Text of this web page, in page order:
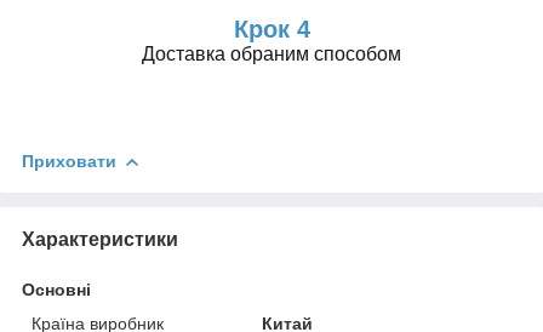
Крок 4
Доставка обраним способом
Приховати
Характеристики
Основні
Країна виробник
Китай